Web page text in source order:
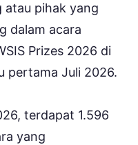
atau pihak yang
dalam acara
Prizes 2026 di
pertama Juli 2026.
terdapat 1.596
yang